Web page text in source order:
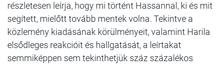
részletesen leírja, hogy mi történt Hassannal, ki és mit
segített, mielőtt tovább mentek volna. Tekintve a
közlemény kiadásának körülményeit, valamint Harila
elsődleges reakcióit és hallgatását, a leírtakat
semmiképpen sem tekinthetjük száz százalékos